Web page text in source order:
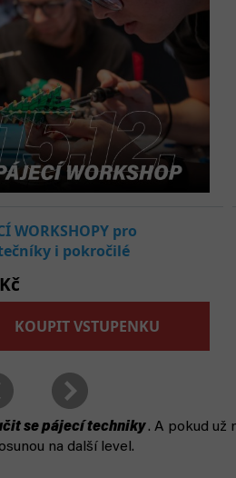
se pájecí techniky. A pokud už
na další level.